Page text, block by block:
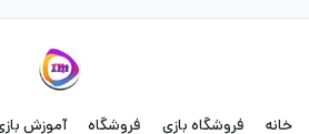
خانه فروشگاه بازی فروشگاه آموزش